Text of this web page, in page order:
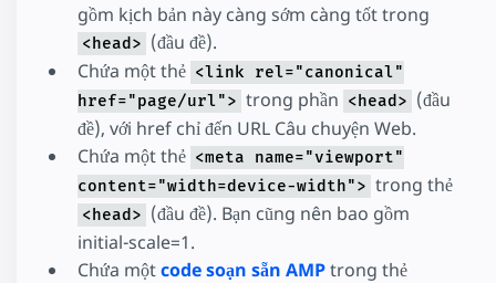
gồm kịch bản này càng sớm càng tốt trong
<head> (đầu đề).
Chứa một thẻ <link rel="canonical"
href="page/url"> trong phần <head> (đầu
đề), với href chỉ đến URL Câu chuyện Web.
Chứa một thẻ <meta name="viewport"
content="width=device-width"> trong thẻ
<head> (đầu đề). Bạn cũng nên bao gồm
initial-scale=1.
Chứa mộtcode soạn sẵn AMPtrong thẻ